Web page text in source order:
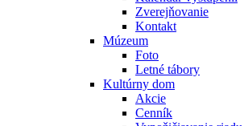
Zverejňovanie
Kontakt
Múzeum
Foto
Letné tábory
Kultúrny dom
Akcie
Cenník